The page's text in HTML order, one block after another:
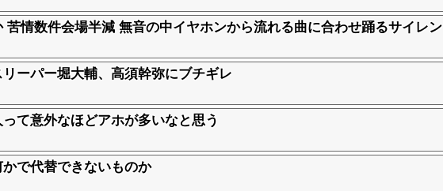
苦情数件会場半減 無音の中イヤホンから流れる曲に合わせ踊るサイレン
リーパー堀大輔、高須幹弥にブチギレ
て意外なほどアホが多いなと思う
で代替できないものか